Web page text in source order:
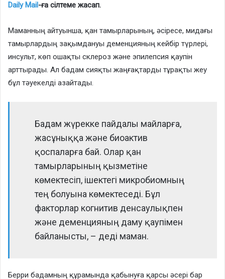
Daily Mail -ға сілтеме жасап.
Маманның айтуынша, қан тамырларының, әсіресе, мидағы
тамырлардың зақымдануы деменцияның кейбір түрлері,
инсульт, көп ошақты склероз және эпилепсия қаупін
арттырады. Ал бадам сияқты жаңғақтарды тұрақты жеу
бұл тәуекелді азайтады.
Бадам жүрекке пайдалы майларға,
жасұныққа және биоактив
қоспаларға бай. Олар қан
тамырларының қызметіне
көмектесіп, ішектегі микробиомның
тең болуына көмектеседі. Бұл
факторлар когнитив денсаулықпен
және деменцияның даму қаупімен
байланысты, – деді маман.
Берри бадамның құрамында қабынуға қарсы әсері бар